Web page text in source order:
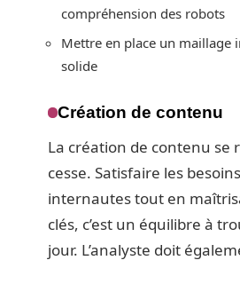
compréhension des robots
Mettre en place un maillage
solide
Création de contenu
La création de contenu se
cesse. Satisfaire les
internautes tout en
clés, c’est un équilibre à
jour. L’analyste doit